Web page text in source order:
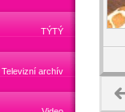
TÝTÝ
Televizní archív